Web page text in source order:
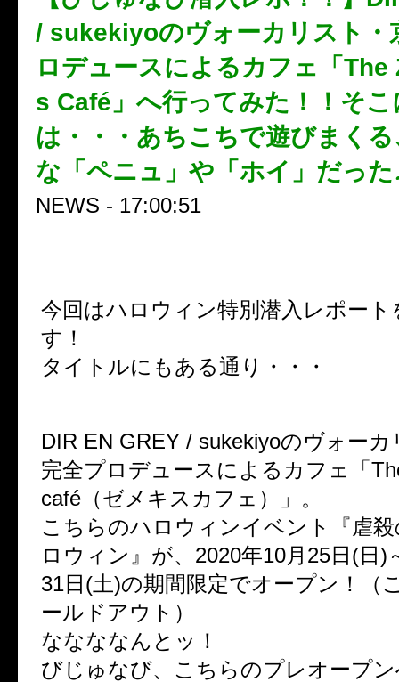
/ sukekiyoのヴォーカリスト・
ロデュースによるカフェ「
s Café」へ行ってみた！！そ
は・・・あちこちで遊びまく
な「ペニュ」や「ホイ」だった
NEWS - 17:00:51
今回はハロウィン特別潜入レポー
す！
タイトルにもある通り・・・
DIR EN GREY / sukekiyoのヴォー
完全プロデュースによるカフェ「
café（ゼメキスカフェ）」。
こちらのハロウィンイベント『虐
ロウィン』が、2020年10月25日(日)
31日(土)の期間限定でオープン！（
ールドアウト）
ななななんとッ！
びじゅなび、こちらのプレオープ